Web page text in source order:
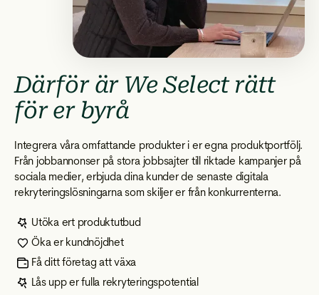
Därför är We Select rätt
för er byrå
Integrera våra omfattande produkter i er egna produktportfölj.
Från jobbannonser på stora jobbsajter till riktade kampanjer på
sociala medier, erbjuda dina kunder de senaste digitala
rekryteringslösningarna som skiljer er från konkurrenterna.
Utöka ert produktutbud
Öka er kundnöjdhet
Få ditt företag att växa
Lås upp er fulla rekryteringspotential